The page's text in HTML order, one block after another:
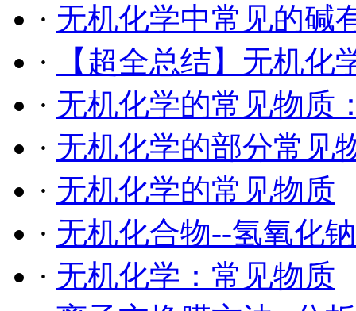
· 无机化学中常见的碱
·
【超全总结】无机
· 无机化学的常见物质
· 无机化学的部分常见
· 无机化学的常见物质
· 无机化合物--氢氧化钠
· 无机化学：常见物质